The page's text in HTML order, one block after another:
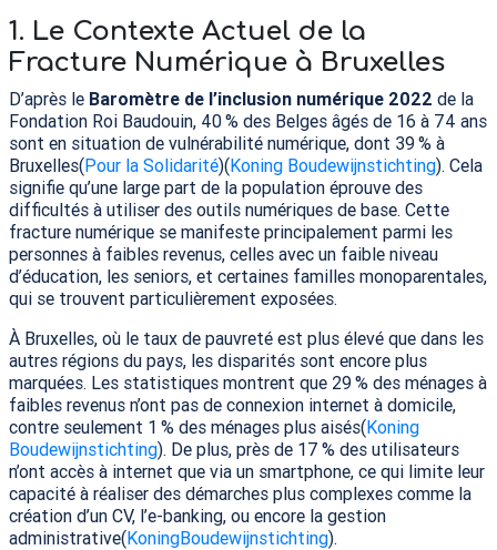
1. Le Contexte Actuel de la
Fracture Numérique à Bruxelles
D’après le Baromètre de l’inclusion numérique 2022 de la
Fondation Roi Baudouin, 40% des Belges âgés de 16 à 74 ans
sont en situation de vulnérabilité numérique, dont 39% à
Bruxelles​(Pour la Solidarité)​(Koning Boudewijnstichting). Cela
signifie qu’une large part de la population éprouve des
difficultés à utiliser des outils numériques de base. Cette
fracture numérique se manifeste principalement parmi les
personnes à faibles revenus, celles avec un faible niveau
d’éducation, les seniors, et certaines familles monoparentales,
qui se trouvent particulièrement exposées.
À Bruxelles, où le taux de pauvreté est plus élevé que dans les
autres régions du pays, les disparités sont encore plus
marquées. Les statistiques montrent que 29% des ménages à
faibles revenus n’ont pas de connexion internet à domicile,
contre seulement 1 % des ménages plus aisés​(Koning
Boudewijnstichting). De plus, près de 17 % des utilisateurs
n’ont accès à internet que via un smartphone, ce qui limite leur
capacité à réaliser des démarches plus complexes comme la
création d’un CV, l’e-banking, ou encore la gestion
administrative​(KoningBoudewijnstichting).